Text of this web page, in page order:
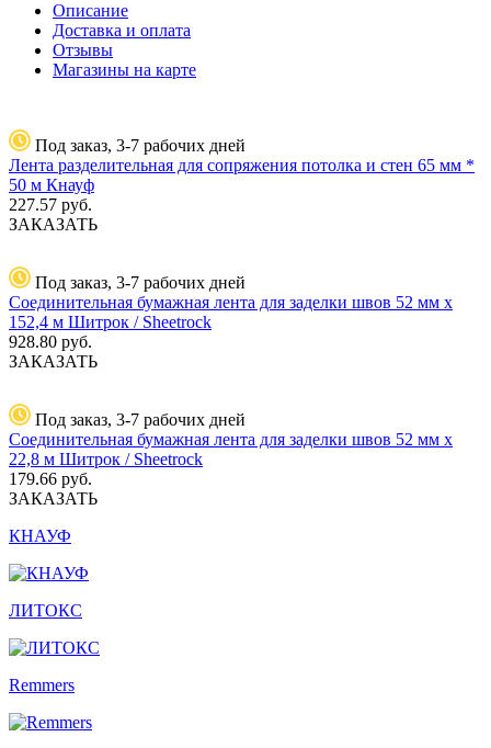
Описание
Доставка и оплата
Отзывы
Магазины на карте
Под заказ, 3-7 рабочих дней
Лента разделительная для сопряжения потолка и стен 65 мм *
50 м Кнауф
227.57 руб.
ЗАКАЗАТЬ
Под заказ, 3-7 рабочих дней
Соединительная бумажная лента для заделки швов 52 мм х
152,4 м Шитрок / Sheetrock
928.80 руб.
ЗАКАЗАТЬ
Под заказ, 3-7 рабочих дней
Соединительная бумажная лента для заделки швов 52 мм х
22,8 м Шитрок / Sheetrock
179.66 руб.
ЗАКАЗАТЬ
КНАУФ
ЛИТОКС
Remmers